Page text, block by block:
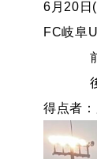
6月20日
FC岐阜
前
後
得点者